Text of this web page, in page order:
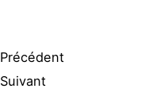
Précédent
Précédent
Suivant
Suivant